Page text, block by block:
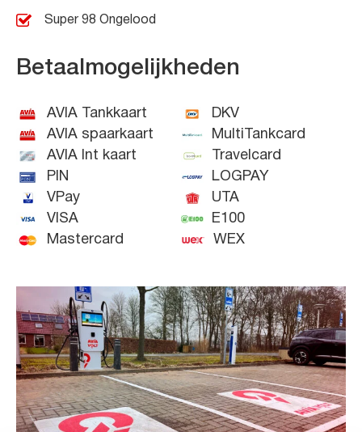
Super 98 Ongelood
Betaalmogelijkheden
AVIA Tankkaart
AVIA spaarkaart
AVIA Int kaart
PIN
VPay
VISA
Mastercard
DKV
MultiTankcard
Travelcard
LOGPAY
UTA
E100
WEX